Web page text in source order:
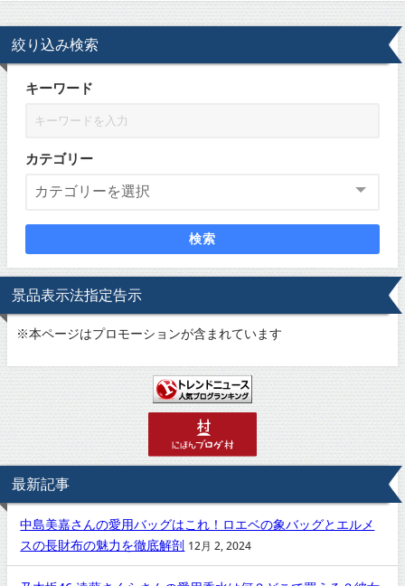
絞り込み検索
キーワード
カテゴリー
検索
景品表示法指定告示
※本ページはプロモーションが含まれています
最新記事
中島美嘉さんの愛用バッグはこれ！ロエベの象バッグとエルメ
スの長財布の魅力を徹底解剖 12月 2, 2024